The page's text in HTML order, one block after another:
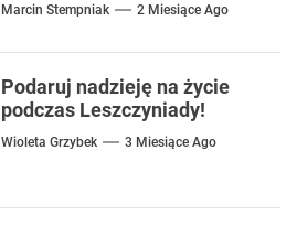
Marcin Stempniak 2 Miesiące Ago
Podaruj nadzieję na życie
podczas Leszczyniady!
Wioleta Grzybek 3 Miesiące Ago